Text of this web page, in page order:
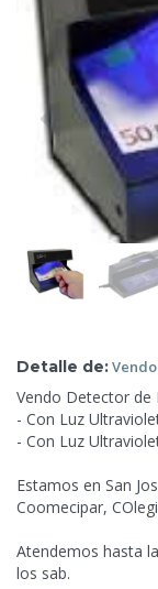
Detalle de:
Vendo Detector de
- Con Luz
- Con Luz
Estamos en San
Coomecipar,
Atendemos hasta
los sab.